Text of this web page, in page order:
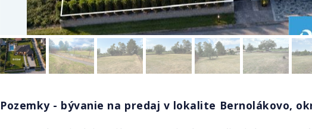
Pozemky - bývanie na predaj v lokalite Bernolákovo,